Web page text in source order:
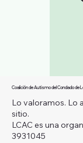
Coalición de Autismo del Condado de
Lo valoramos. Lo
sitio.
LCAC es una
3931045